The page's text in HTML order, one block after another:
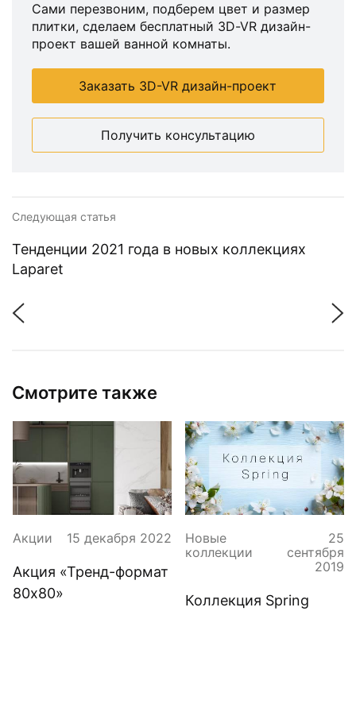
Сами перезвоним, подберем цвет и размер
плитки, сделаем бесплатный 3D-VR дизайн-
проект вашей ванной комнаты.
Заказать 3D-VR дизайн-проект
Получить консультацию
Следующая статья
Тенденции 2021 года в новых коллекциях
Laparet
Смотрите также
Акции 15 декабря 2022
Акция «Тренд-формат
80x80»
Новые
коллекции
25
сентября
2019
Коллекция Spring